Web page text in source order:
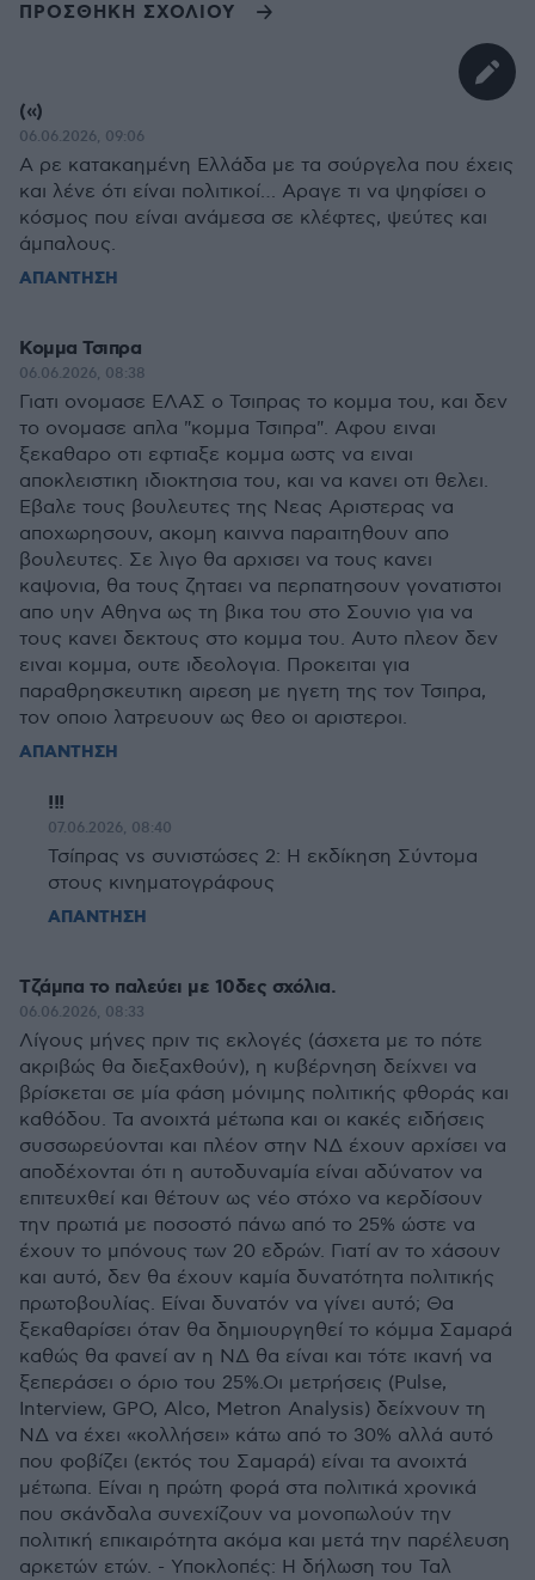
ΠΡΟΣΘΗΚΗ ΣΧΟΛΙΟΥ
(«)
06.06.2026, 09:06
Α ρε κατακαημένη Ελλάδα με τα σούργελα που έχεις
και λένε ότι είναι πολιτικοί… Αραγε τι να ψηφίσει ο
κόσμος που είναι ανάμεσα σε κλέφτες, ψεύτες και
άμπαλους.
ΑΠΑΝΤΗΣΗ
Κομμα Τσιπρα
06.06.2026, 08:38
Γιατι ονομασε ΕΛΑΣ ο Τσιπρας το κομμα του, και δεν
το ονομασε απλα "κομμα Τσιπρα". Αφου ειναι
ξεκαθαρο οτι εφτιαξε κομμα ωστς να ειναι
αποκλειστικη ιδιοκτησια του, και να κανει οτι θελει.
Εβαλε τους βουλευτες της Νεας Αριστερας να
αποχωρησουν, ακομη καιννα παραιτηθουν απο
βουλευτες. Σε λιγο θα αρχισει να τους κανει
καψονια, θα τους ζηταει να περπατησουν γονατιστοι
απο υην Αθηνα ως τη βικα του στο Σουνιο για να
τους κανει δεκτους στο κομμα του. Αυτο πλεον δεν
ειναι κομμα, ουτε ιδεολογια. Προκειται για
παραθρησκευτικη αιρεση με ηγετη της τον Τσιπρα,
τον οποιο λατρευουν ως θεο οι αριστεροι.
ΑΠΑΝΤΗΣΗ
!!!
07.06.2026, 08:40
Τσίπρας vs συνιστώσες 2: H εκδίκηση Σύντομα
στους κινηματογράφους
ΑΠΑΝΤΗΣΗ
Τζάμπα το παλεύει με 10δες σχόλια.
06.06.2026, 08:33
Λίγους μήνες πριν τις εκλογές (άσχετα με το πότε
ακριβώς θα διεξαχθούν), η κυβέρνηση δείχνει να
βρίσκεται σε μία φάση μόνιμης πολιτικής φθοράς και
καθόδου. Τα ανοιχτά μέτωπα και οι κακές ειδήσεις
συσσωρεύονται και πλέον στην ΝΔ έχουν αρχίσει να
αποδέχονται ότι η αυτοδυναμία είναι αδύνατον να
επιτευχθεί και θέτουν ως νέο στόχο να κερδίσουν
την πρωτιά με ποσοστό πάνω από το 25% ώστε να
έχουν το μπόνους των 20 εδρών. Γιατί αν το χάσουν
και αυτό, δεν θα έχουν καμία δυνατότητα πολιτικής
πρωτοβουλίας. Είναι δυνατόν να γίνει αυτό; Θα
ξεκαθαρίσει όταν θα δημιουργηθεί το κόμμα Σαμαρά
καθώς θα φανεί αν η ΝΔ θα είναι και τότε ικανή να
ξεπεράσει ο όριο του 25%.Οι μετρήσεις (Pulse,
Interview, GPO, Alco, Metron Analysis) δείχνουν τη
ΝΔ να έχει «κολλήσει» κάτω από το 30% αλλά αυτό
που φοβίζει (εκτός του Σαμαρά) είναι τα ανοιχτά
μέτωπα. Είναι η πρώτη φορά στα πολιτικά χρονικά
που σκάνδαλα συνεχίζουν να μονοπωλούν την
πολιτική επικαιρότητα ακόμα και μετά την παρέλευση
αρκετών ετών. - Υποκλοπές: Η δήλωση του Ταλ